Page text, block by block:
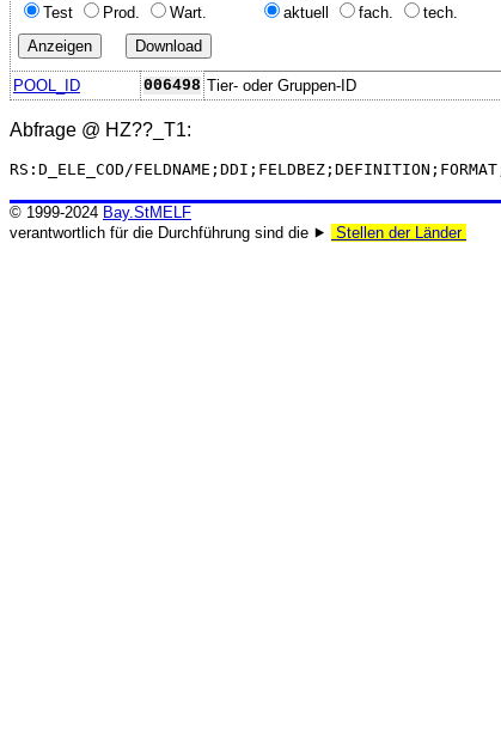
Test
Prod. Wart.
aktuell
fach. tech.
POOL_ID 006498 Tier- oder Gruppen-ID
Abfrage @ HZ??_T1:
RS:D_ELE_COD/
© 1999-2024 Bay.StMELF
verantwortlich für die Durchführung sind die ⯈
Stellen der Länder